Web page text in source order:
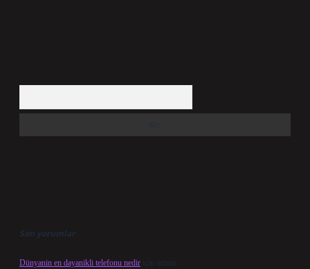
Son yorumlar
Dünyanin en dayanikli telefonu nedir için admin